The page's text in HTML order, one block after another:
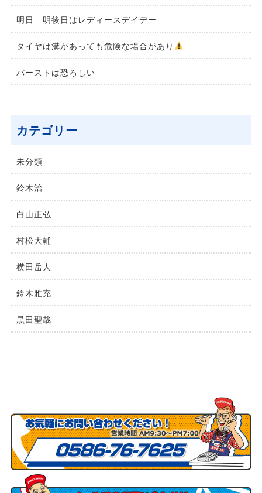
明日 明後日はレディースデイデー
タイヤは溝があっても危険な場合があり
バーストは恐ろしい
カテゴリー
未分類
鈴⽊治
⽩⼭正弘
村松⼤輔
横⽥岳⼈
鈴木雅充
黒田聖哉